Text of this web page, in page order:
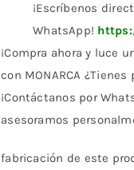
¡Escríbenos
WhatsApp!
¡Compra ahora y luce
con MONARCA
¡Contáctanos por
asesoramos
fabricación de este